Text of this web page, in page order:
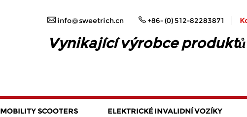
info@sweetrich.cn +86- (0) 512-82283871
Vynikající výrobce
MOBILITY SCOOTERS ELEKTRICKÉ INVALIDNÍ VOZÍKY